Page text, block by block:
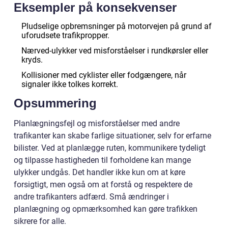
Eksempler på konsekvenser
Pludselige opbremsninger på motorvejen på grund af
uforudsete trafikpropper.
Nærved-ulykker ved misforståelser i rundkørsler eller
kryds.
Kollisioner med cyklister eller fodgængere, når
signaler ikke tolkes korrekt.
Opsummering
Planlægningsfejl og misforståelser med andre
trafikanter kan skabe farlige situationer, selv for erfarne
bilister. Ved at planlægge ruten, kommunikere tydeligt
og tilpasse hastigheden til forholdene kan mange
ulykker undgås. Det handler ikke kun om at køre
forsigtigt, men også om at forstå og respektere de
andre trafikanters adfærd. Små ændringer i
planlægning og opmærksomhed kan gøre trafikken
sikrere for alle.